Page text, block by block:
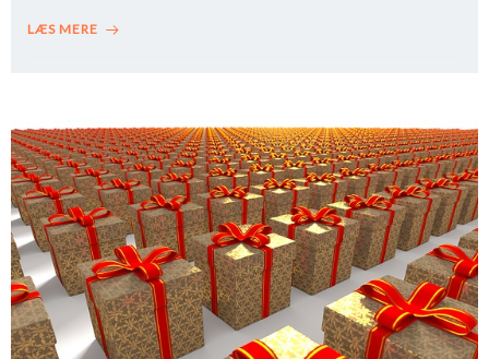
LÆS MERE